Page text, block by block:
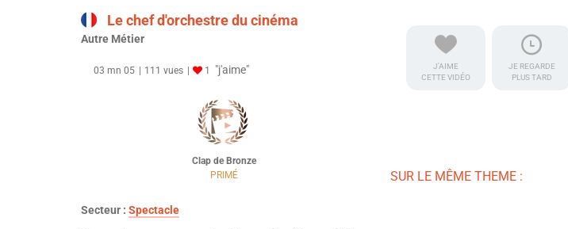
Le chef d'orchestre du cinéma
Autre Métier
03 mn 05 111 vues 1 "j'aime"
Clap de Bronze
PRIMÉ
Secteur : Spectacle
J'AIME
CETTE VIDÉO
JE REGARDE
PLUS TARD
SUR LE MÊME THEME :